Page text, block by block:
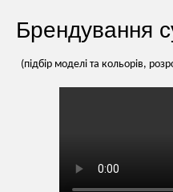
Брендування
(підбір моделі та кольорів,